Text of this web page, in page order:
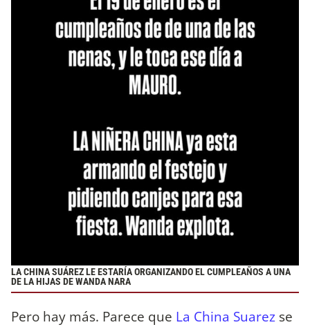
LA CHINA SUÁREZ LE ESTARÍA ORGANIZANDO EL CUMPLEAÑOS A UNA
DE LA HIJAS DE WANDA NARA
Pero hay más. Parece que La China Suarez se